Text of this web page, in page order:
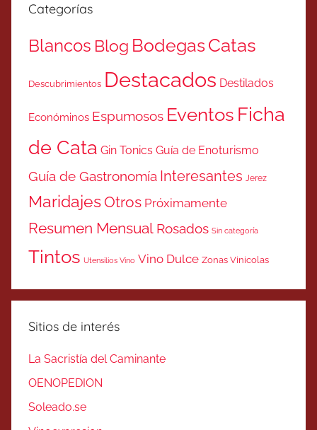
Categorías
Blancos Blog BodegasCatas
Descubrimientos Destacados Destilados
Económinos Espumosos Eventos Ficha
de Cata Gin Tonics Guía de Enoturismo
Guía de Gastronomía Interesantes Jerez
MaridajesOtros Próximamente
Resumen Mensual Rosados Sin categoría
Tintos Utensilios Vino Vino Dulce Zonas Vinicolas
Sitios de interés
La Sacristía del Caminante
OENOPEDION
Soleado.se